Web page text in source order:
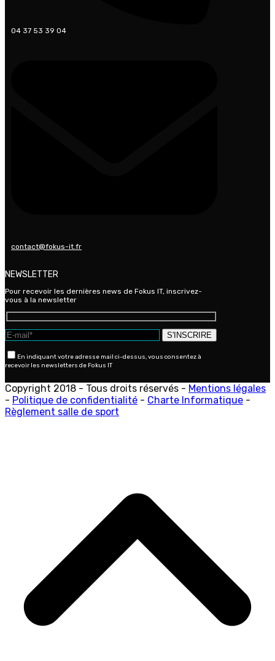
04 37 53 39 04
contact@fokus-it.fr
NEWSLETTER
Pour recevoir les dernières news de Fokus IT, inscrivez-
vous à la newsletter
En indiquant votre adresse mail ci-dessus, vous consentez à
recevoir les newsletters de Fokus IT
Copyright 2018 - Tous droits réservés - Mentions légales
- Politique de confidentialité - Charte Informatique -
Règlement salle de sport